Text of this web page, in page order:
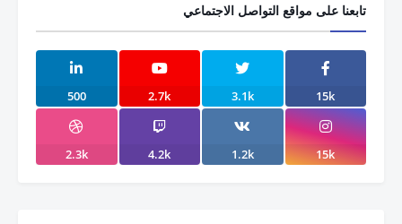
تابعنا على مواقع التواصل الاجتماعي
15k
3.1k
2.7k
500
15k
1.2k
4.2k
2.3k